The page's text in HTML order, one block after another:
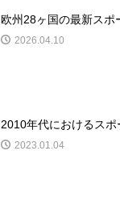
欧州28ヶ国の最新スポ
2026.04.10
2010年代におけるスポ
2023.01.04